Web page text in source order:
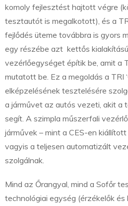
komoly fejlesztést hajtott végre
tesztautót is megalkotott), és a
fejlődés üteme továbbra is gyors
egy részébe azt kettős
vezérlőegységet építik be, amit a
mutatott be. Ez a megoldás a TRI
elképzelésének tesztelésére
a járművet az autós vezeti, akit a
segít. A szimpla műszerfali
járművek – mint a CES-en kiállított
vagyis a teljesen automatizált
szolgálnak.
Mind az Őrangyal, mind a Sofőr
technológiai egység (érzékelők és